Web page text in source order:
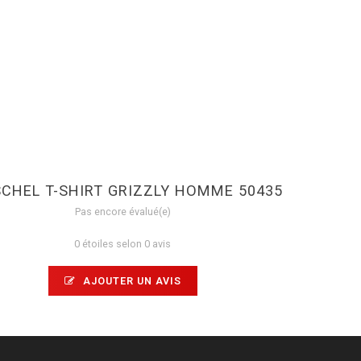
T-SHIRT GRIZZLY HOMME 50435
Pas encore évalué(e)
0 étoiles selon 0 avis
AJOUTER UN AVIS